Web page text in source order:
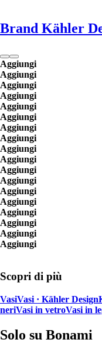
Brand Kähler
Aggiungi
Aggiungi
Aggiungi
Aggiungi
Aggiungi
Aggiungi
Aggiungi
Aggiungi
Aggiungi
Aggiungi
Aggiungi
Aggiungi
Aggiungi
Aggiungi
Aggiungi
Aggiungi
Aggiungi
Aggiungi
Scopri di più
VasiVasi · Kähler Design
neriVasi in vetroVasi in
Solo su Bonami